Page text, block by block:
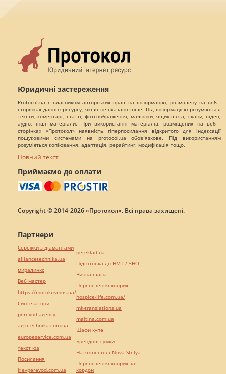
Юридичні застереження
Protocol.ua є власником авторських прав на інформацію, розміщену на веб -
сторінках даного ресурсу, якщо не вказано інше. Під інформацією розуміються
тексти, коментарі, статті, фотозображення, малюнки, ящик-шота, скани, відео,
аудіо, інші матеріали. При використанні матеріалів, розміщених на веб -
сторінках «Протокол» наявність гіперпосилання відкритого для індексації
пошуковими системами на protocol.ua обов`язкове. Під використанням
розуміється копіювання, адаптація, рерайтинг, модифікація тощо.
Повний текст
Приймаємо до оплати
Copyright © 2014-2026 «Протокол». Всі права захищені.
Партнери
Сережки з діамантами
alliancetechnika.ua
миралинкс
Веб мастер
https://motokosmos.ua/
Синтезатори
perevod.agency
agrotechnika.com.ua
europeservice.com.ua
текст юа
Посилання
kievperevod.com.ua
pereklad.ua
Підготовка до НМТ / ЗНО
Винна шафа
Перевезення хворих
hospice-life.com.ua/
mk-translations.ua
maltina.com.ua
Шафи купе
Брендові сумки
Натяжні стелі Nova Stelya
Перевезення хворих за
кордон